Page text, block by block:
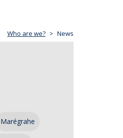
Who are we? News
Marégrahe